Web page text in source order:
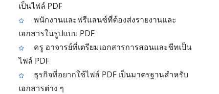
เป็นไฟล์ PDF
พนักงานและฟรีแลนซ์ที่ต้องส่งรายงานและ
เอกสารในรูปแบบ PDF
ครู อาจารย์ที่เตรียมเอกสารการสอนและชีทเป็น
ไฟล์ PDF
ธุรกิจที่อยากใช้ไฟล์ PDF เป็นมาตรฐานสำหรับ
เอกสารต่าง ๆ